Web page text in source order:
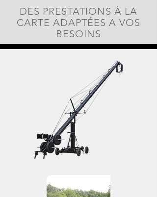
DES PRESTATIONS À LA
CARTE ADAPTÉES A VOS
BESOINS